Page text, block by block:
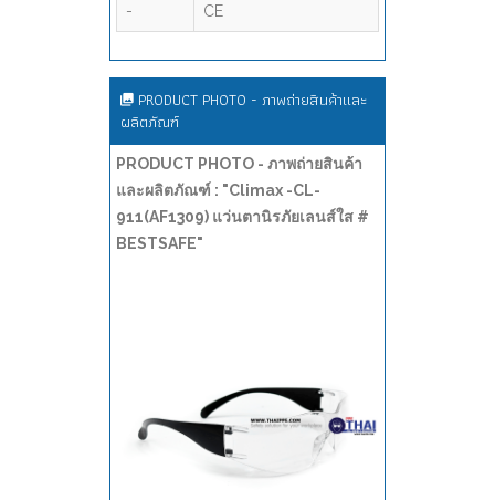
- CE
PRODUCT PHOTO - ภาพถ่ายสินค้าและ
ผลิตภัณฑ์
PRODUCT PHOTO - ภาพถ่ายสินค้า
และผลิตภัณฑ์ : "Climax -CL-
911(AF1309) แว่นตานิรภัยเลนส์ใส #
BESTSAFE"